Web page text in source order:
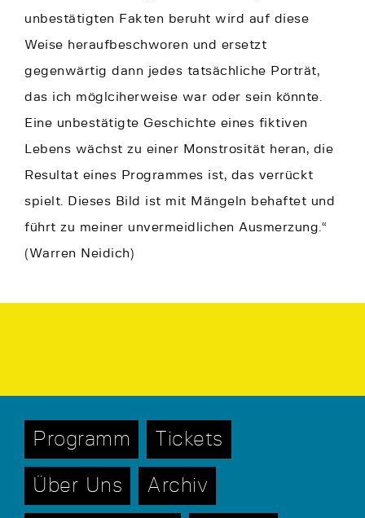
unbestätigten Fakten beruht wird auf diese
Weise heraufbeschworen und ersetzt
gegenwärtig dann jedes tatsächliche Porträt,
das ich möglciherweise war oder sein könnte.
Eine unbestätigte Geschichte eines fiktiven
Lebens wächst zu einer Monstrosität heran, die
Resultat eines Programmes ist, das verrückt
spielt. Dieses Bild ist mit Mängeln behaftet und
führt zu meiner unvermeidlichen Ausmerzung.“
(Warren Neidich)
Programm Tickets
Über Uns Archiv